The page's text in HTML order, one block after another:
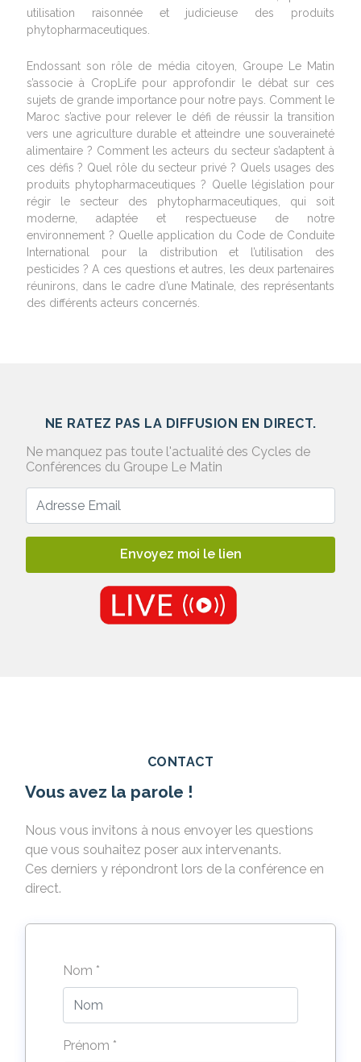
utilisation raisonnée et judicieuse des produits
phytopharmaceutiques.
Endossant son rôle de média citoyen, Groupe Le Matin
s’associe à CropLife pour approfondir le débat sur ces
sujets de grande importance pour notre pays. Comment le
Maroc s’active pour relever le défi de réussir la transition
vers une agriculture durable et atteindre une souveraineté
alimentaire ? Comment les acteurs du secteur s’adaptent à
ces défis ? Quel rôle du secteur privé ? Quels usages des
produits phytopharmaceutiques ? Quelle législation pour
régir le secteur des phytopharmaceutiques, qui soit
moderne, adaptée et respectueuse de notre
environnement ? Quelle application du Code de Conduite
International pour la distribution et l’utilisation des
pesticides ? A ces questions et autres, les deux partenaires
réunirons, dans le cadre d’une Matinale, des représentants
des différents acteurs concernés.
NE RATEZ PAS LA DIFFUSION EN DIRECT.
Ne manquez pas toute l'actualité des Cycles de
Conférences du Groupe Le Matin
Envoyez moi le lien
CONTACT
Vous avez la parole !
Nous vous invitons à nous envoyer les questions
que vous souhaitez poser aux intervenants.
Ces derniers y répondront lors de la conférence en
direct.
Nom *
Prénom *